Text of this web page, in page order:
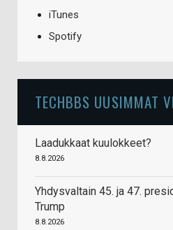
iTunes
Spotify
TECHBBS UUSIMMAT
Laadukkaat kuulokkeet?
8.8.2026
Yhdysvaltain 45. ja 47.
Trump
8.8.2026